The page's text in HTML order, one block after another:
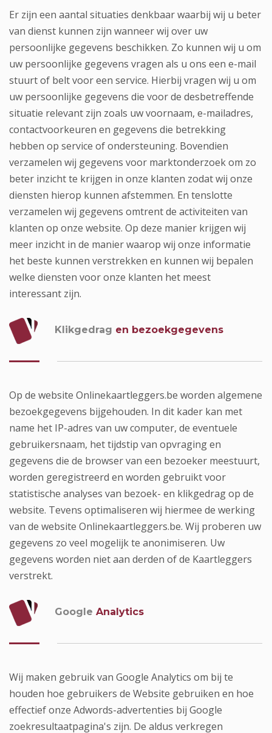
Er zijn een aantal situaties denkbaar waarbij wij u beter
van dienst kunnen zijn wanneer wij over uw
persoonlijke gegevens beschikken. Zo kunnen wij u om
uw persoonlijke gegevens vragen als u ons een e-mail
stuurt of belt voor een service. Hierbij vragen wij u om
uw persoonlijke gegevens die voor de desbetreffende
situatie relevant zijn zoals uw voornaam, e-mailadres,
contactvoorkeuren en gegevens die betrekking
hebben op service of ondersteuning. Bovendien
verzamelen wij gegevens voor marktonderzoek om zo
beter inzicht te krijgen in onze klanten zodat wij onze
diensten hierop kunnen afstemmen. En tenslotte
verzamelen wij gegevens omtrent de activiteiten van
klanten op onze website. Op deze manier krijgen wij
meer inzicht in de manier waarop wij onze informatie
het beste kunnen verstrekken en kunnen wij bepalen
welke diensten voor onze klanten het meest
interessant zijn.
Klikgedrag en bezoekgegevens
Op de website Onlinekaartleggers.be worden algemene
bezoekgegevens bijgehouden. In dit kader kan met
name het IP-adres van uw computer, de eventuele
gebruikersnaam, het tijdstip van opvraging en
gegevens die de browser van een bezoeker meestuurt,
worden geregistreerd en worden gebruikt voor
statistische analyses van bezoek- en klikgedrag op de
website. Tevens optimaliseren wij hiermee de werking
van de website Onlinekaartleggers.be. Wij proberen uw
gegevens zo veel mogelijk te anonimiseren. Uw
gegevens worden niet aan derden of de Kaartleggers
verstrekt.
Google Analytics
Wij maken gebruik van Google Analytics om bij te
houden hoe gebruikers de Website gebruiken en hoe
effectief onze Adwords-advertenties bij Google
zoekresultaatpagina's zijn. De aldus verkregen